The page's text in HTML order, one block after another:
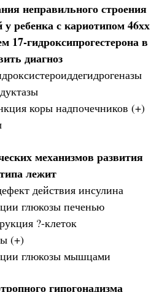
неправильного строения
ребенка с кариотипом 46хх
17-гидроксипрогестерона в
диагноз
коры надпочечников (+)
механизмов развития
лежит
действия инсулина
глюкозы печенью
?-клеток
(+)
глюкозы мышцами
гипогонадизма